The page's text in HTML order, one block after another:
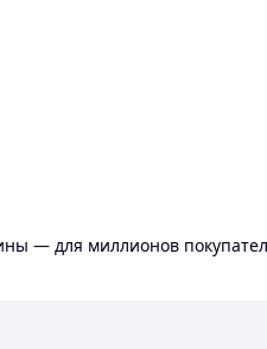
— для миллионов